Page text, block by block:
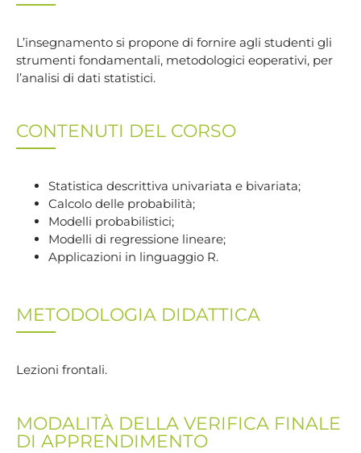
L’insegnamento si propone di fornire agli studenti gli
strumenti fondamentali, metodologici eoperativi, per
l’analisi di dati statistici.
CONTENUTI DEL CORSO
Statistica descrittiva univariata e bivariata;
Calcolo delle probabilità;
Modelli probabilistici;
Modelli di regressione lineare;
Applicazioni in linguaggio R.
METODOLOGIA DIDATTICA
Lezioni frontali.
MODALITÀ DELLA VERIFICA FINALE
DI APPRENDIMENTO